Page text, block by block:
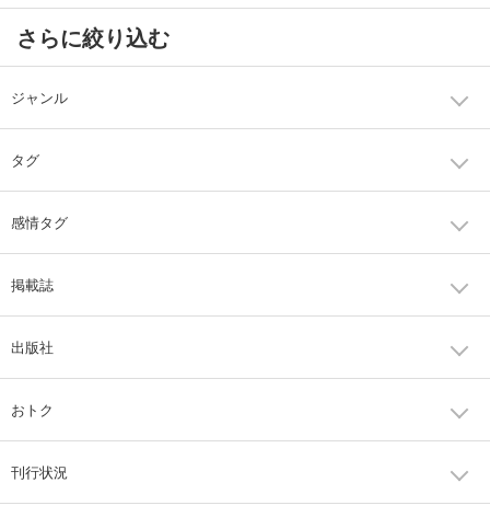
さらに絞り込む
ジャンル
タグ
感情タグ
掲載誌
出版社
おトク
刊行状況